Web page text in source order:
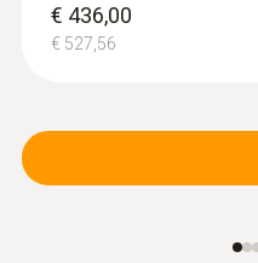
€ 436,00
€ 527,56